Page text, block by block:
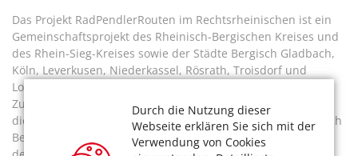
Durch die Nutzung dieser
Webseite erklären Sie sich mit der
Verwendung von Cookies
Das Projekt RadPendlerRouten im Rechtsrheinischen ist ein
Gemeinschaftsprojekt des Rheinisch-Bergischen Kreises und
des Rhein-Sieg-Kreises sowie der Städte Bergisch Gladbach,
Köln, Leverkusen, Niederkassel, Rösrath, Troisdorf und
Lohmar. Weitere wichtige Partner im Prozess sind das
Zukunftsnetz Mobilität NRW, der Region Köln/Bonn e.V. und
die Initiative Stadt.Umland.NRW. Die RadPendlerRouten nach
Bergisch Gladbach und Rösrath sind seit Ende 2019 ein mit